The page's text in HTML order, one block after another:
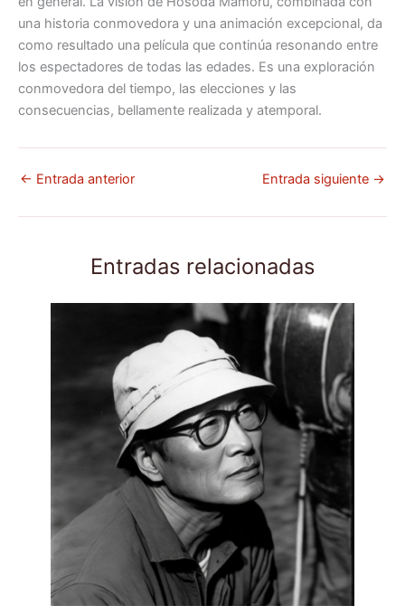
una historia conmovedora y una animación excepcional, da
como resultado una película que continúa resonando entre
los espectadores de todas las edades. Es una exploración
conmovedora del tiempo, las elecciones y las
consecuencias, bellamente realizada y atemporal.
← Entrada anterior Entrada siguiente →
Entradas relacionadas